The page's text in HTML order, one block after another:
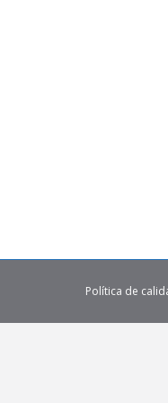
Política de